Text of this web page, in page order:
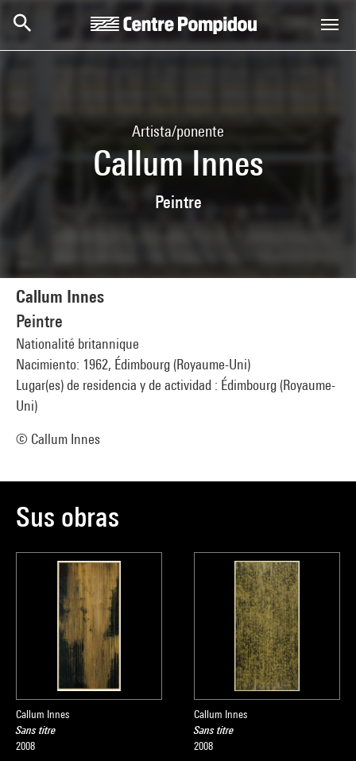
Artista/ponente
Callum Innes
Peintre
Callum Innes
Peintre
Nationalité britannique
Nacimiento: 1962, Édimbourg (Royaume-Uni)
Lugar(es) de residencia y de actividad : Édimbourg (Royaume-
Uni)
© Callum Innes
Sus obras
Callum Innes
Sans titre
2008
Callum Innes
Sans titre
2008